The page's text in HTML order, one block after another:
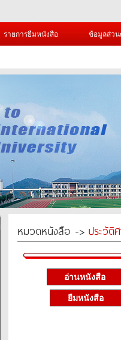
รายการยืมหนังสือ ข้อมูลส่ว
หมวดหนังสือ -> ประวัติ
อ่านหนังสือ
ยืมหนังสือ